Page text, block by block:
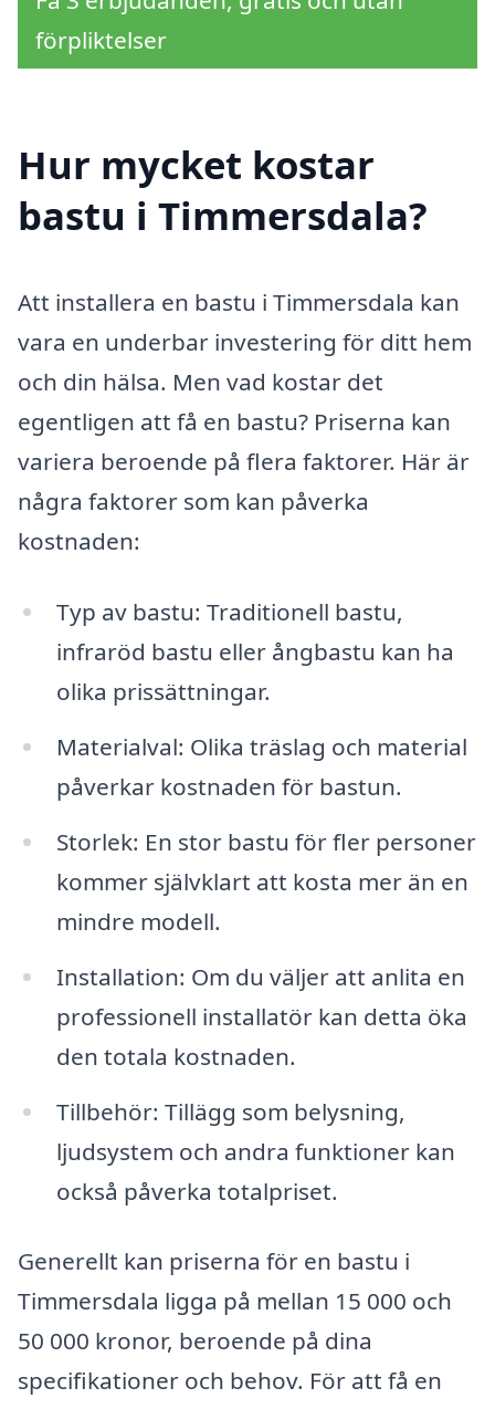
förpliktelser
Hur mycket kostar
bastu i Timmersdala?
Att installera en bastu i Timmersdala kan
vara en underbar investering för ditt hem
och din hälsa. Men vad kostar det
egentligen att få en bastu? Priserna kan
variera beroende på flera faktorer. Här är
några faktorer som kan påverka
kostnaden:
Typ av bastu: Traditionell bastu,
infraröd bastu eller ångbastu kan ha
olika prissättningar.
Materialval: Olika träslag och material
påverkar kostnaden för bastun.
Storlek: En stor bastu för fler personer
kommer självklart att kosta mer än en
mindre modell.
Installation: Om du väljer att anlita en
professionell installatör kan detta öka
den totala kostnaden.
Tillbehör: Tillägg som belysning,
ljudsystem och andra funktioner kan
också påverka totalpriset.
Generellt kan priserna för en bastu i
Timmersdala ligga på mellan 15 000 och
50 000 kronor, beroende på dina
specifikationer och behov. För att få en